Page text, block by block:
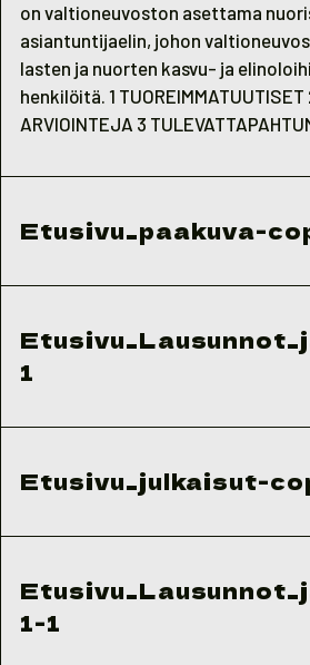
on valtioneuvoston asettama
asiantuntijaelin, johon
lasten ja nuorten kasvu- ja
henkilöitä. 1
ARVIOINTEJA 3
Etusivu_paakuva-
1
Etusivu_julkaisut-
1-1